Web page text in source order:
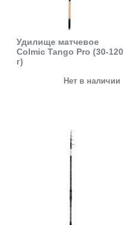
Удилище матчевое
Colmic Tango Pro (30-120
г)
Нет в наличии